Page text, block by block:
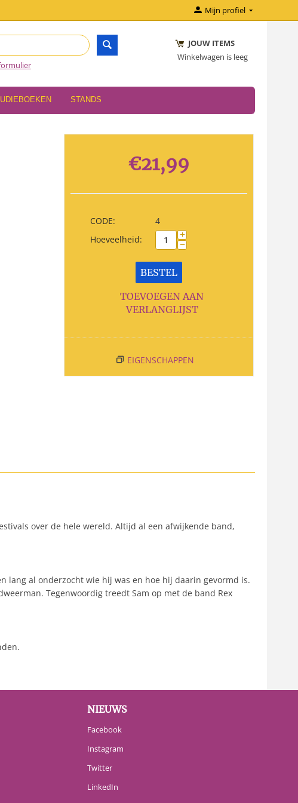
Mijn profiel
JOUW ITEMS
Winkelwagen is leeg
STANDS
€21,99
CODE:
4
Hoeveelheid:
+
−
BESTEL
TOEVOEGEN AAN
VERLANGLIJST
EIGENSCHAPPEN
over de hele wereld. Altijd al een afwijkende band,
lang al onderzocht wie hij was en hoe hij daarin gevormd is.
Tegenwoordig treedt Sam op met de band Rex
NIEUWS
Facebook
Instagram
Twitter
LinkedIn